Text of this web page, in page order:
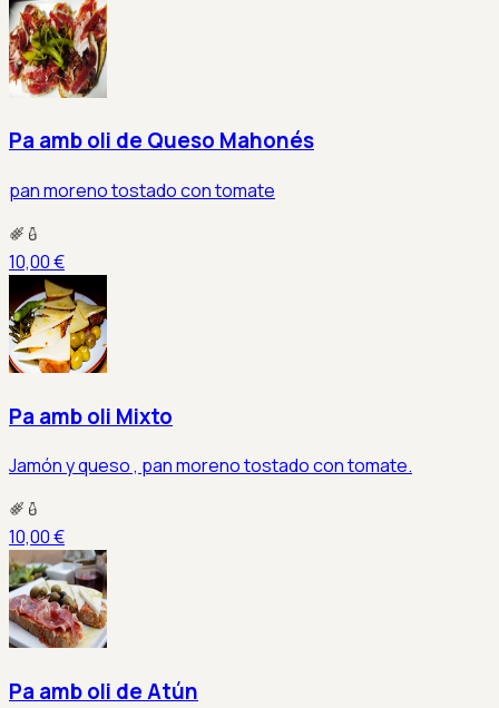
Pa amb oli de Queso Mahonés
pan moreno tostado con tomate
10,00 €
Pa amb oli Mixto
Jamón y queso , pan moreno tostado con tomate.
10,00 €
Pa amb oli de Atún